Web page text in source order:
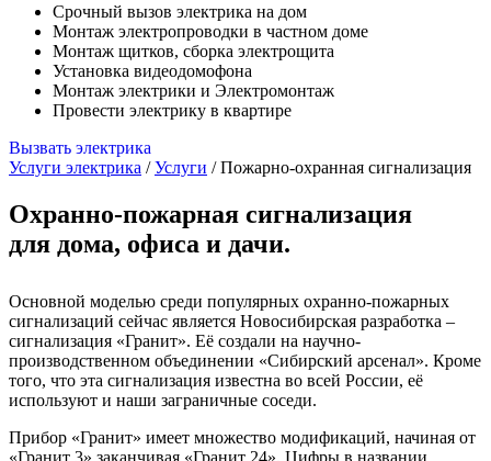
Срочный вызов электрика на дом
Монтаж электропроводки в частном доме
Монтаж щитков, сборка электрощита
Установка видеодомофона
Монтаж электрики и Электромонтаж
Провести электрику в квартире
Вызвать электрика
Услуги электрика /Услуги /Пожарно-охранная сигнализация
Охранно-пожарная сигнализация
для дома, офиса и дачи.
Основной моделью среди популярных охранно-пожарных
сигнализаций сейчас является Новосибирская разработка –
сигнализация «Гранит». Её создали на научно-
производственном объединении «Сибирский арсенал». Кроме
того, что эта сигнализация известна во всей России, её
используют и наши заграничные соседи.
Прибор «Гранит» имеет множество модификаций, начиная от
«Гранит 3» заканчивая «Гранит 24». Цифры в названии